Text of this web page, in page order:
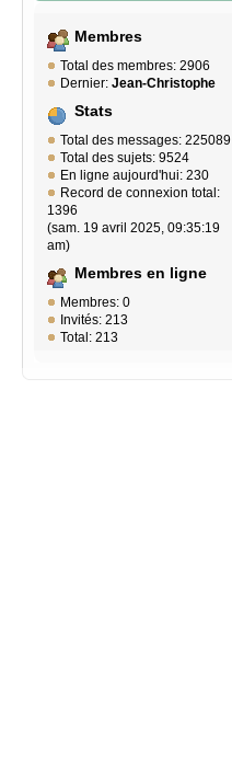
Membres
Total des membres: 2906
Dernier: Jean-Christophe
Stats
Total des messages: 225089
Total des sujets: 9524
En ligne aujourd'hui: 230
Record de connexion total:
1396
(sam. 19 avril 2025, 09:35:19
am)
Membres en ligne
Membres: 0
Invités: 213
Total: 213